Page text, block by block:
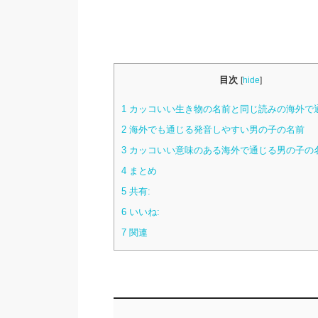
目次 [hide]
1カッコいい生き物の名前と同じ読みの海外で
2海外でも通じる発音しやすい男の子の名前
3カッコいい意味のある海外で通じる男の子の
4まとめ
5共有:
6いいね:
7関連